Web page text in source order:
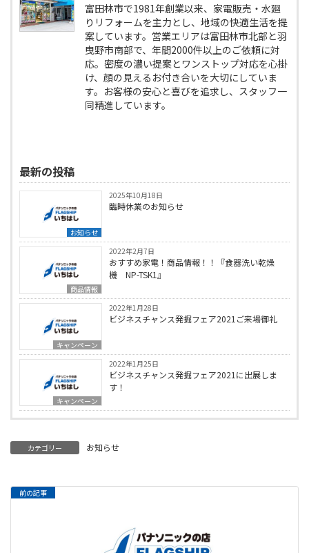
富田林市で1981年創業以来、家電販売・水廻
りリフォームを主力とし、地域の快適生活を提
案しています。営業エリアは富田林市北部と羽
曳野市南部で、年間2000件以上のご依頼に対
応。密度の濃い提案とワンストップ対応を心掛
け、顔の見えるお付き合いを大切にしていま
す。お客様の安心と喜びを追求し、スタッフ一
同精進しています。
最新の投稿
お知らせ
2025年10月18日
臨時休業のお知らせ
商品情報
2022年2月7日
おすすめ家電！商品情報！！『食器洗い乾燥
機 NP-TSK1』
キャンペーン
2022年1月28日
ビジネスチャンス発掘フェア2021ご来場御礼
キャンペーン
2022年1月25日
ビジネスチャンス発掘フェア2021に出展しま
す！
カテゴリー お知らせ
前の記事